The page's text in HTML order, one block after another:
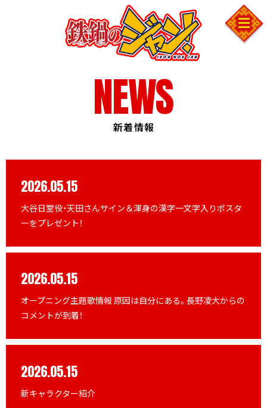
INTRODUCTION
STORY
CHARACTER
STAFF&CAST
NEWS
新着情報
2026.05.15
大谷日堂役・天田さんサイン＆渾身の漢字一文字入りポスタ
ーをプレゼント！
2026.05.15
オープニング主題歌情報 原因は自分にある。長野凌大からの
コメントが到着！
2026.05.15
新キャラクター紹介